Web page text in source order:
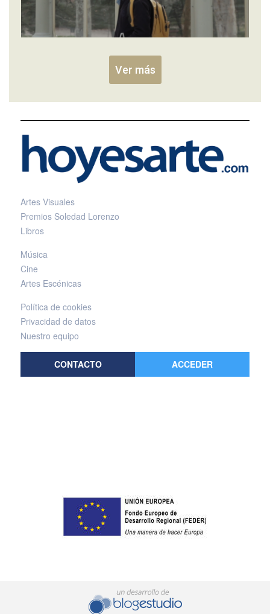
Ver más
Artes Visuales
Premios Soledad Lorenzo
Libros
Música
Cine
Artes Escénicas
Política de cookies
Privacidad de datos
Nuestro equipo
CONTACTO ACCEDER